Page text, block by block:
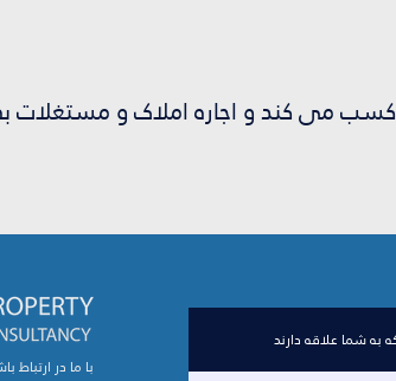
کسب می کند و اجاره املاک و
با ما در ارتباط
به شما علاقه دارند